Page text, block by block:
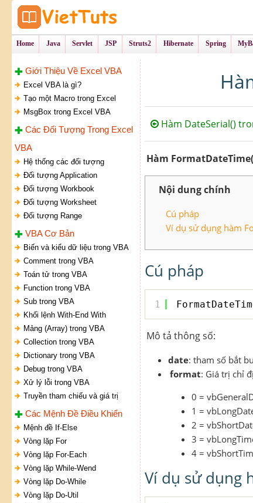
Home Java Servlet JSP Struts2 Hibernate Spring
Giới Thiệu Về Excel VBA
Excel VBA là gì?
Tạo một Macro trong Excel
MsgBox trong Excel VBA
Các Đối Tượng Trong Excel
VBA
Hệ thống các đối tượng
Đối tượng Application
Đối tượng Workbook
Đối tượng Worksheet
Đối tượng Range
VBA Cơ Bản
Biến và kiểu dữ liệu trong VBA
Comment trong VBA
Toán tử trong VBA
Function trong VBA
Sub trong VBA
Khối lệnh With-End With
Mảng (Array) trong VBA
Collection trong VBA
Dictionary trong VBA
Debug trong VBA
Xử lý lỗi trong VBA
Truyền tham chiếu và giá trị
Các Mệnh Đề Điều Khiển
Mệnh đề If-Else
Vòng lặp For
Vòng lặp For-Each
Vòng lặp While-Wend
Vòng lặp Do-While
Vòng lặp Do-Util
Hàm DateSerial()
Hàm
Nội dung chính
Cú pháp
Ví dụ sử dụng hàm
Cú pháp
1
Mô tả thông số:
date: tham số bắt
format: Giá trị chỉ
0 =
1 =
2 =
3 =
4 =
Ví dụ sử dụng